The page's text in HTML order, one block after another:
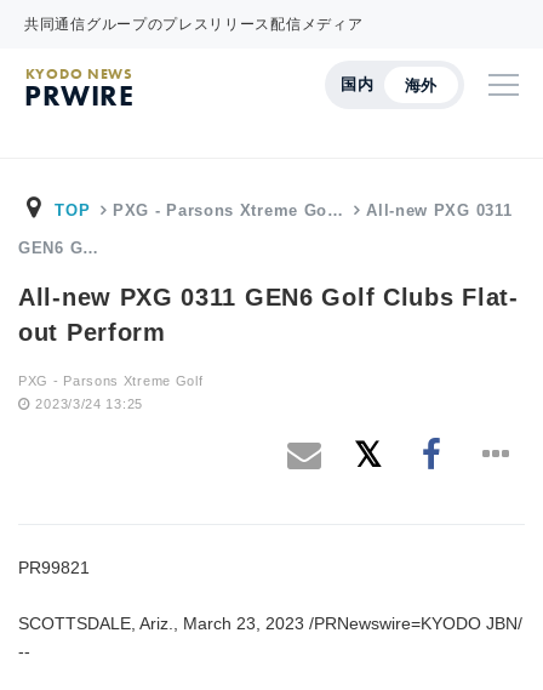
共同通信グループのプレスリリース配信メディア
国内 海外
KYODO NEWS
PRWIRE
TOP PXG - Parsons Xtreme Go… All-new PXG 0311
GEN6 G…
All-new PXG 0311 GEN6 Golf Clubs Flat-
out Perform
PXG - Parsons Xtreme Golf
2023/3/24 13:25
PR99821
SCOTTSDALE, Ariz., March 23, 2023 /PRNewswire=KYODO JBN/
--